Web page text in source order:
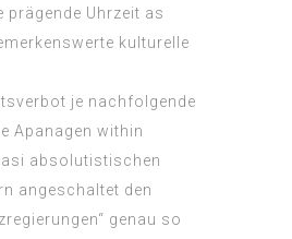
prägende Uhrzeit as
kulturelle
je nachfolgende
Apanagen within
absolutistischen
angeschaltet den
genau so